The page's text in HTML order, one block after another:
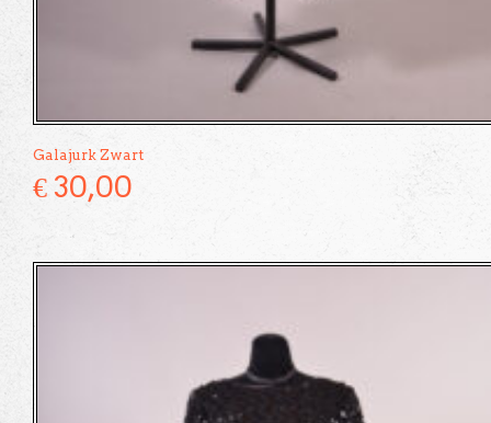
Galajurk Zwart
€30,00